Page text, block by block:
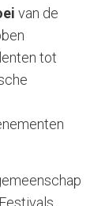
van de
tot